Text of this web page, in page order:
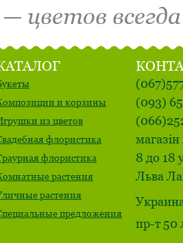
цветов
и корзины
из цветов
флористика
флористика
растения
растения
предложения
(093)
8 до 18
Льва
пр-т 50